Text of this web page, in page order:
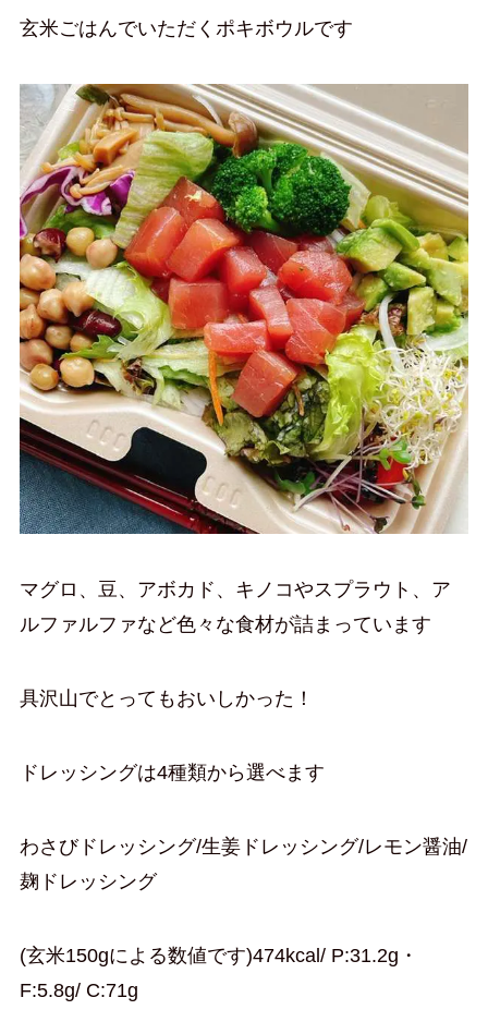
玄米ごはんでいただくポキボウルです
マグロ、豆、アボカド、キノコやスプラウト、ア
ルファルファなど色々な食材が詰まっています
具沢山でとってもおいしかった！
ドレッシングは4種類から選べます
わさびドレッシング/生姜ドレッシング/レモン醤油/
麹ドレッシング
(玄米150gによる数値です)474kcal/ P:31.2g・
F:5.8g/ C:71g